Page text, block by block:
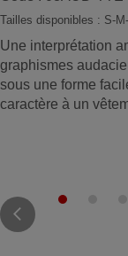
Tailles disponibles : S-
Une interprétation
graphismes
sous une forme
caractère à un